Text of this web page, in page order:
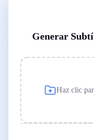
Generar
Haz clic